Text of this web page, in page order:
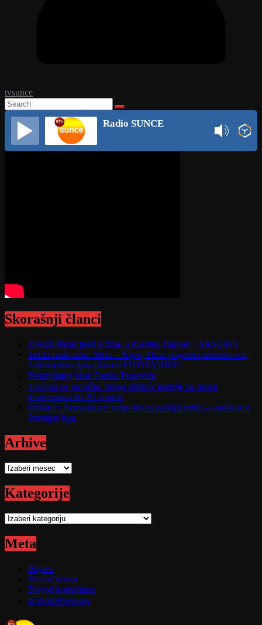
tvsunce
Radio SUNCE
Skorašnji članci
Zvezdi Pazar pred očima, u mislima Hapoel – SASTAVI
Veliki ruski udar: Meta – Kijev; Dron pogodio putnički voz;
Lokomotivu guta plamen FOTO/VIDEO
Postavljanje biste Danka Popovića
Vrućina ne popušta: Srbija sledeće nedelje na udaru
temperatura do 39 stepeni
Otišao iz Arsenala pre nego što su podigli trofej – vratio se u
Premijer ligu
Arhive
Arhive
Kategorije
Kategorije
Meta
Prijava
Dovod unosa
Dovod komentara
sr.WordPress.org